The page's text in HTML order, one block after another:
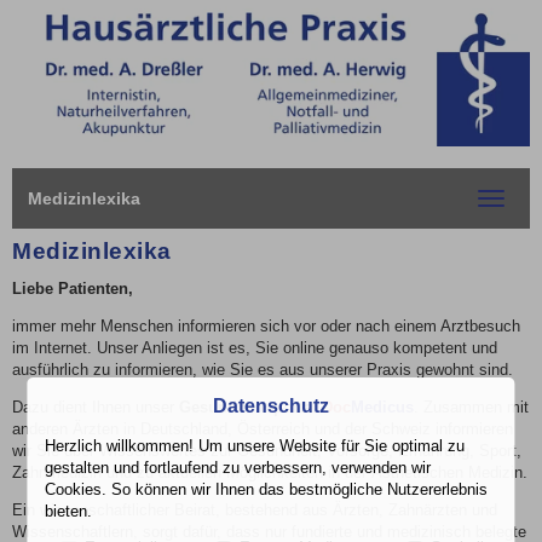
Medizinlexika
Toggle
Medizinlexika
Liebe Patienten,
immer mehr Menschen informieren sich vor oder nach einem Arztbesuch
im Internet. Unser Anliegen ist es, Sie online genauso kompetent und
ausführlich zu informieren, wie Sie es aus unserer Praxis gewohnt sind.
Dazu dient Ihnen unser GesundheitsportalDoc
. Zusammen mit
anderen Ärzten in Deutschland, Österreich und der Schweiz informieren
wir Sie über Wissenswertes zur Gesundheit, Vorsorge, Ernährung, Sport,
Zahnmedizin und zu aktuellen Möglichkeiten in der Ästhetischen Medizin.
Ein wissenschaftlicher Beirat, bestehend aus Ärzten, Zahnärzten und
Wissenschaftlern, sorgt dafür, dass nur fundierte und medizinisch belegte
Datenschutz
Herzlich willkommen! Um unsere Website für Sie optimal zu
gestalten und fortlaufend zu verbessern, verwenden wir
Cookies. So können wir Ihnen das bestmögliche Nutzererlebnis
bieten.